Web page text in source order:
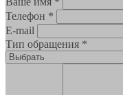
Телефон *
E-mail
Тип обращения *